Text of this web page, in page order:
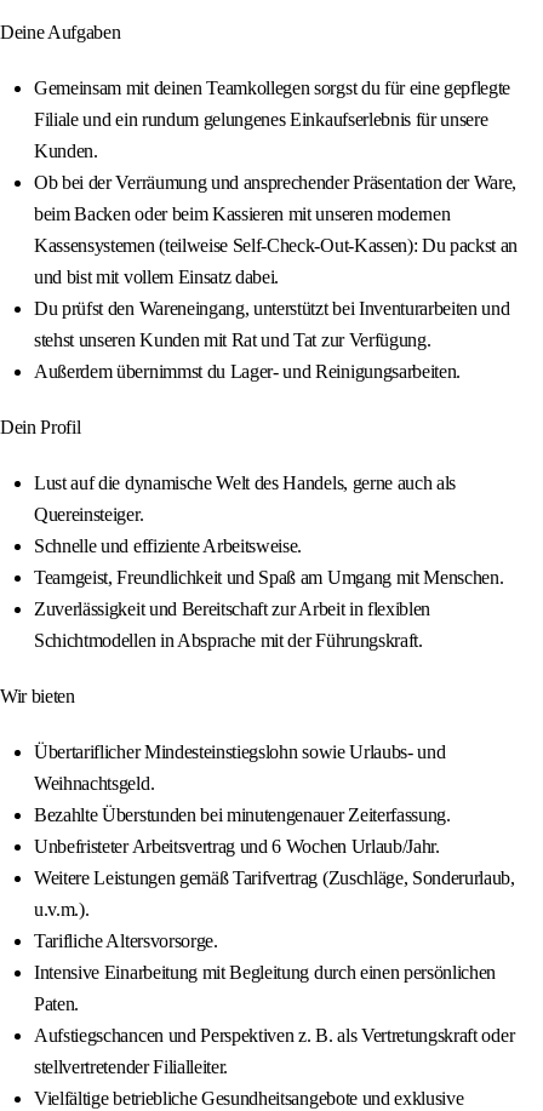
Deine Aufgaben
Gemeinsam mit deinen Teamkollegen sorgst du für eine gepflegte
Filiale und ein rundum gelungenes Einkaufserlebnis für unsere
Kunden.
Ob bei der Verräumung und ansprechender Präsentation der Ware,
beim Backen oder beim Kassieren mit unseren modernen
Kassensystemen (teilweise Self-Check-Out-Kassen): Du packst an
und bist mit vollem Einsatz dabei.
Du prüfst den Wareneingang, unterstützt bei Inventurarbeiten und
stehst unseren Kunden mit Rat und Tat zur Verfügung.
Außerdem übernimmst du Lager- und Reinigungsarbeiten.
Dein Profil
Lust auf die dynamische Welt des Handels, gerne auch als
Quereinsteiger.
Schnelle und effiziente Arbeitsweise.
Teamgeist, Freundlichkeit und Spaß am Umgang mit Menschen.
Zuverlässigkeit und Bereitschaft zur Arbeit in flexiblen
Schichtmodellen in Absprache mit der Führungskraft.
Wir bieten
Übertariflicher Mindesteinstiegslohn sowie Urlaubs- und
Weihnachtsgeld.
Bezahlte Überstunden bei minutengenauer Zeiterfassung.
Unbefristeter Arbeitsvertrag und 6 Wochen Urlaub/Jahr.
Weitere Leistungen gemäß Tarifvertrag (Zuschläge, Sonderurlaub,
u.v.m.).
Tarifliche Altersvorsorge.
Intensive Einarbeitung mit Begleitung durch einen persönlichen
Paten.
Aufstiegschancen und Perspektiven z. B. als Vertretungskraft oder
stellvertretender Filialleiter.
Vielfältige betriebliche Gesundheitsangebote und exklusive